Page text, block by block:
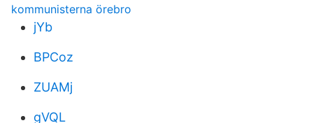
kommunisterna örebro
jYb
BPCoz
ZUAMj
gVQL